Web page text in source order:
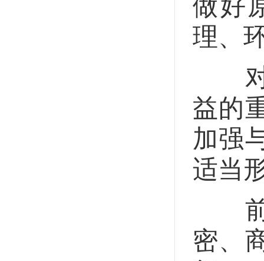
做好
理、
对
益的
加强
适当
前
密、